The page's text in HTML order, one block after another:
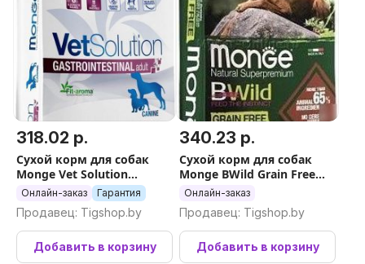
318.02 р.
Сухой корм для собак
Monge Vet Solution
Gastrointestinal при
заболеваниях ЖКТ 12 кг
Онлайн-заказ Гарантия
Продавец: Tigshop.by
Добавить в корзину
340.23 р.
Сухой корм для собак
Monge BWild Grain Free
Adult Lamb (12 кг)
Онлайн-заказ
Продавец: Tigshop.by
Добавить в корзину